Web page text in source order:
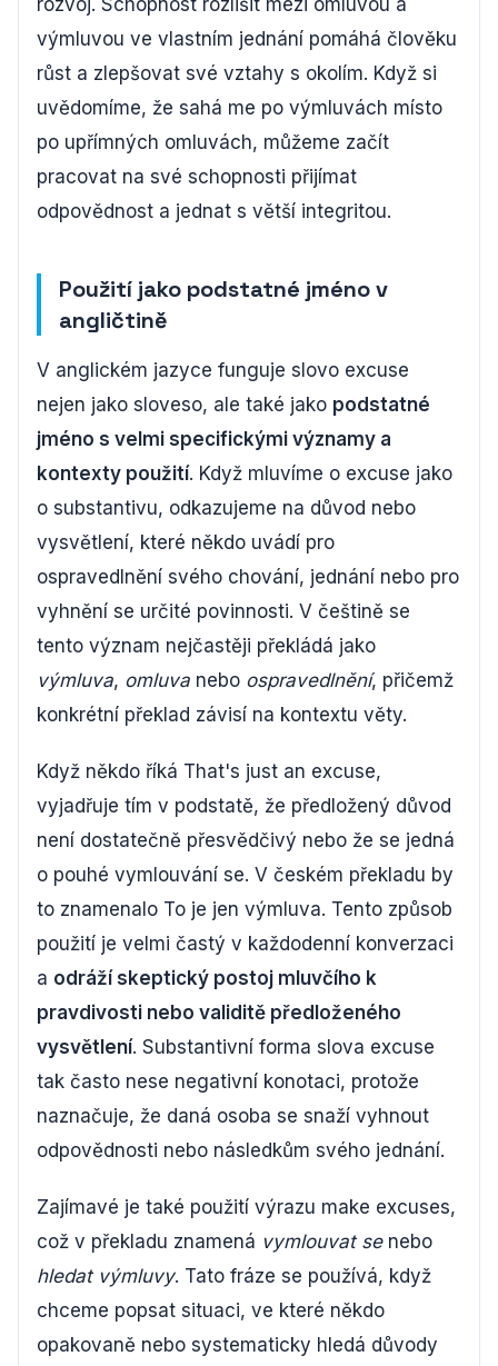
výmluvou ve vlastním jednání pomáhá člověku
růst a zlepšovat své vztahy s okolím. Když si
uvědomíme, že sahá me po výmluvách místo
po upřímných omluvách, můžeme začít
pracovat na své schopnosti přijímat
odpovědnost a jednat s větší integritou.
Použití jako podstatné jméno v
angličtině
V anglickém jazyce funguje slovo excuse
nejen jako sloveso, ale také jako podstatné
jméno s velmi specifickými významy a
kontexty použití. Když mluvíme o excuse jako
o substantivu, odkazujeme na důvod nebo
vysvětlení, které někdo uvádí pro
ospravedlnění svého chování, jednání nebo pro
vyhnění se určité povinnosti. V češtině se
tento význam nejčastěji překládá jako
výmluva, omluva nebo ospravedlnění, přičemž
konkrétní překlad závisí na kontextu věty.
Když někdo říká That's just an excuse,
vyjadřuje tím v podstatě, že předložený důvod
není dostatečně přesvědčivý nebo že se jedná
o pouhé vymlouvání se. V českém překladu by
to znamenalo To je jen výmluva. Tento způsob
použití je velmi častý v každodenní konverzaci
a odráží skeptický postoj mluvčího k
pravdivosti nebo validitě předloženého
vysvětlení. Substantivní forma slova excuse
tak často nese negativní konotaci, protože
naznačuje, že daná osoba se snaží vyhnout
odpovědnosti nebo následkům svého jednání.
Zajímavé je také použití výrazu make excuses,
což v překladu znamená vymlouvat senebo
hledat výmluvy. Tato fráze se používá, když
chceme popsat situaci, ve které někdo
opakovaně nebo systematicky hledá důvody